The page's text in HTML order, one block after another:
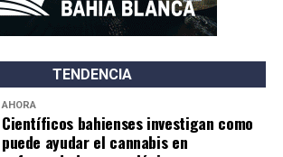
TENDENCIA
AHORA
Científicos bahienses investigan como
puede ayudar el cannabis en